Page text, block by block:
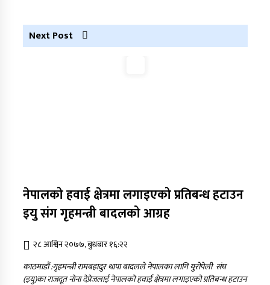
Next Post
नेपालको हवाई क्षेत्रमा लगाइएको प्रतिबन्ध हटाउन
इयु संग गृहमन्त्री बादलको आग्रह
२८ आश्विन २०७७, बुधबार १६:२२
काठमाडौं :गृहमन्त्री रामबहादुर थापा बादलले नेपालका लागि युरोपेली संघ
(इयु)का राजदूत नोना देप्रेजलाई नेपालको हवाई क्षेत्रमा लगाइएको प्रतिबन्ध हटाउन